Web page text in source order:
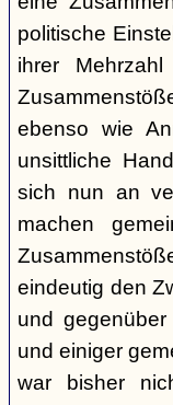
politische
ihrer
ebenso wie
unsittliche
sich nun an
machen
eindeutig den
und
und einiger
war bisher